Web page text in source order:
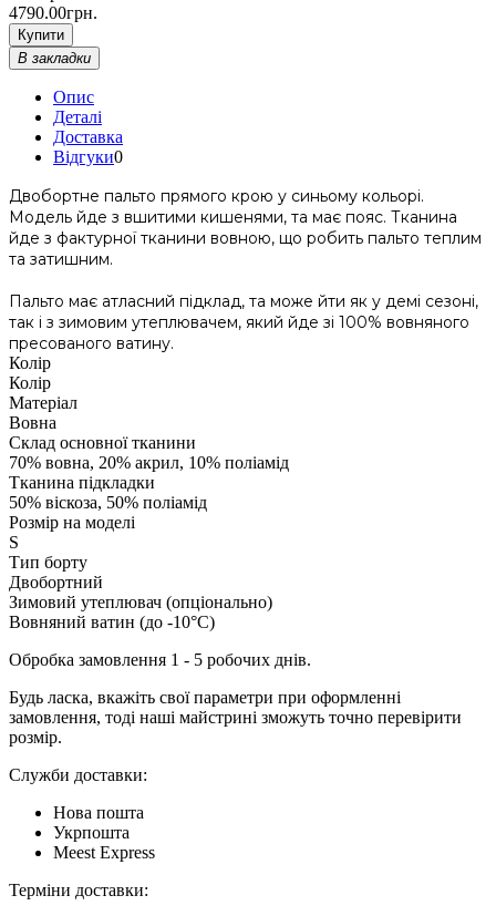
4790.00грн.
Купити
В закладки
Опис
Деталі
Доставка
Відгуки0
Двобортне пальто прямого крою у синьому кольорі.
Модель йде з вшитими кишенями, та має пояс. Тканина
йде з фактурної тканини вовною, що робить пальто теплим
та затишним.
Пальто має атласний підклад, та може йти як у демі сезоні,
так і з зимовим утеплювачем, який йде зі 100% вовняного
пресованого ватину.
Колір
Колір
Матеріал
Вовна
Склад основної тканини
70% вовна, 20% акрил, 10% поліамід
Тканина підкладки
50% віскоза, 50% поліамід
Розмір на моделі
S
Тип борту
Двобортний
Зимовий утеплювач (опціонально)
Вовняний ватин (до -10°C)
Обробка замовлення 1 - 5 робочих днів.
Будь ласка, вкажіть свої параметри при оформленні
замовлення, тоді наші майстрині зможуть точно перевірити
розмір.
Служби доставки:
Нова пошта
Укрпошта
Meest Express
Терміни доставки: